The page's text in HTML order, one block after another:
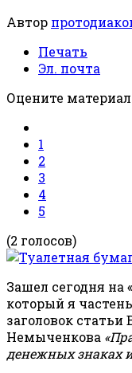
Автор
Печать
Эл. почта
Оцените материал
1
2
3
4
5
(2 голосов)
Зашел сегодня на
который я
заголовок
Немыченкова
денежных знаках